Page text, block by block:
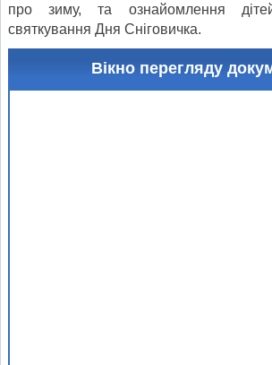
про зиму, та ознайомлення
святкування Дня Сніговичка.
Вікно перегляду